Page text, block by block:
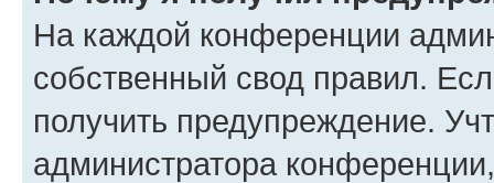
На каждой конференции
собственный свод правил.
получить предупреждение.
администратора